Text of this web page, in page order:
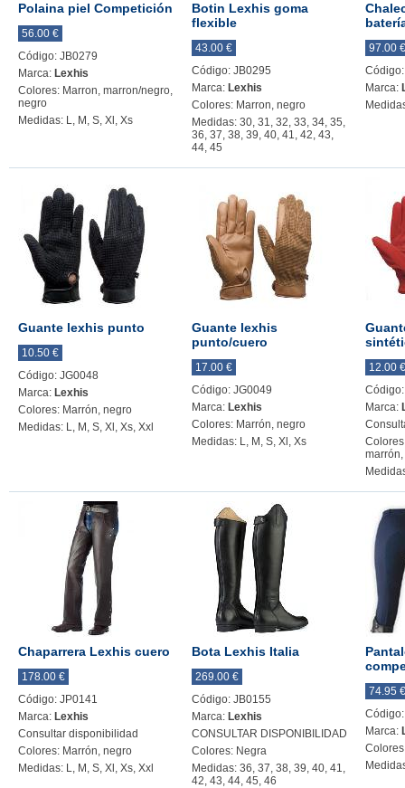
Polaina piel Competición
56.00 €
Código: JB0279
Marca: Lexhis
Colores: Marron, marron/negro,
negro
Medidas: L, M, S, Xl, Xs
Botin Lexhis goma
flexible
43.00 €
Código: JB0295
Marca: Lexhis
Colores: Marron, negro
Medidas: 30, 31, 32, 33, 34, 35,
36, 37, 38, 39, 40, 41, 42, 43,
44, 45
97.00 €
Marca:
Guante lexhis punto
10.50 €
Código: JG0048
Marca: Lexhis
Colores: Marrón, negro
Medidas: L, M, S, Xl, Xs, Xxl
Guante lexhis
punto/cuero
17.00 €
Código: JG0049
Marca: Lexhis
Colores: Marrón, negro
Medidas: L, M, S, Xl, Xs
12.00 €
Marca:
Chaparrera Lexhis cuero
178.00 €
Código: JP0141
Marca: Lexhis
Consultar disponibilidad
Colores: Marrón, negro
Medidas: L, M, S, Xl, Xs, Xxl
Bota Lexhis Italia
269.00 €
Código: JB0155
Marca: Lexhis
CONSULTAR DISPONIBILIDAD
Colores: Negra
Medidas: 36, 37, 38, 39, 40, 41,
42, 43, 44, 45, 46
74.95 €
Marca: